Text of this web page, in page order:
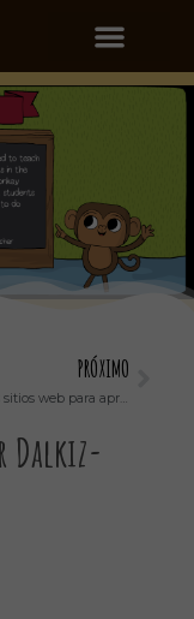
PRÓXIMO
Los mejores sitios web para aprender a codificar
Dalkiz-